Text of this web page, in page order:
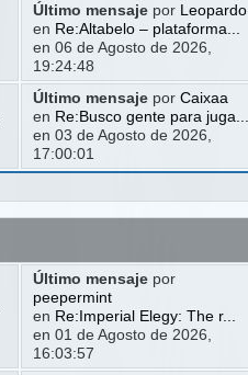
Último mensajepor
Leopardo
en Re:Altabelo – plataforma...
en 06 de Agosto de 2026,
19:24:48
Último mensajepor Caixaa
en Re:Busco gente para juga...
en 03 de Agosto de 2026,
17:00:01
Último mensajepor
peepermint
en Re:Imperial Elegy: The r...
en 01 de Agosto de 2026,
16:03:57